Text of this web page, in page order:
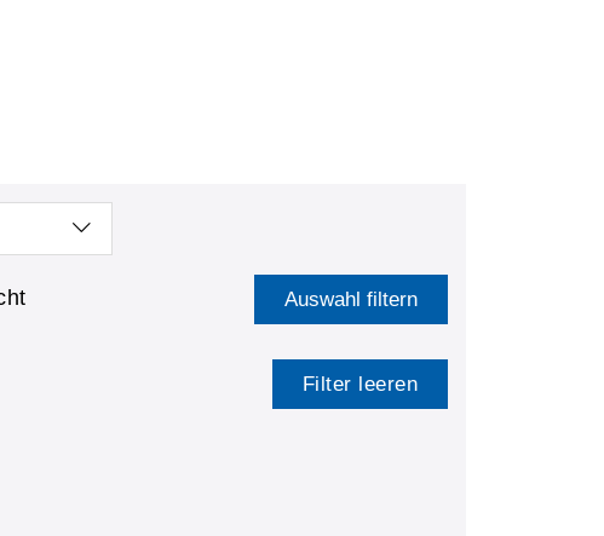
Auswahl filtern
Filter leeren